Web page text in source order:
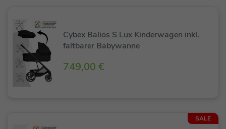
Cybex Balios S Lux Kinderwagen inkl.
faltbarer Babywanne
749,00 €
SALE